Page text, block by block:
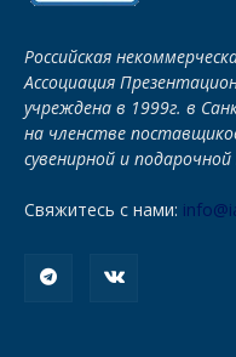
Российская
Ассоциация
учреждена в 1999г. в
на членстве
сувенирной и подарочной
Свяжитесь с нами: